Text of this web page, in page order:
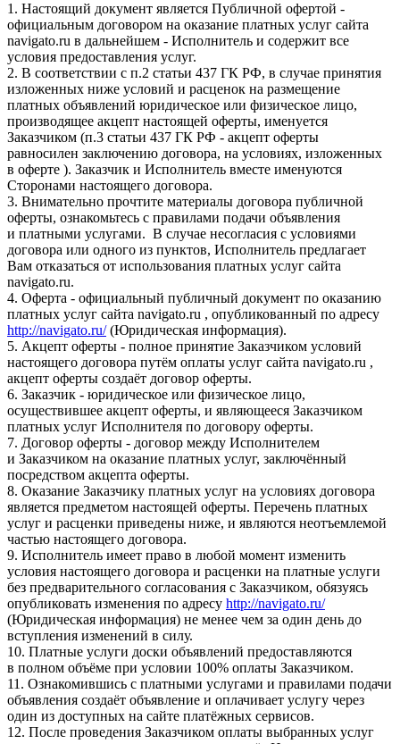
1. Настоящий документ является Публичной офертой -
официальным договором на оказание платных услуг сайта
navigato.ru в дальнейшем - Исполнитель и содержит все
условия предоставления услуг.
2. В соответствии с п.2 статьи 437 ГК РФ, в случае принятия
изложенных ниже условий и расценок на размещение
платных объявлений юридическое или физическое лицо,
производящее акцепт настоящей оферты, именуется
Заказчиком (п.3 статьи 437 ГК РФ - акцепт оферты
равносилен заключению договора, на условиях, изложенных
в оферте ). Заказчик и Исполнитель вместе именуются
Сторонами настоящего договора.
3. Внимательно прочтите материалы договора публичной
оферты, ознакомьтесь с правилами подачи объявления
и платными услугами. В случае несогласия с условиями
договора или одного из пунктов, Исполнитель предлагает
Вам отказаться от использования платных услуг сайта
navigato.ru.
4. Оферта - официальный публичный документ по оказанию
платных услуг сайта navigato.ru , опубликованный по адресу
http://navigato.ru/(Юридическая информация).
5. Акцепт оферты - полное принятие Заказчиком условий
настоящего договора путём оплаты услуг сайта navigato.ru ,
акцепт оферты создаёт договор оферты.
6. Заказчик - юридическое или физическое лицо,
осуществившее акцепт оферты, и являющееся Заказчиком
платных услуг Исполнителя по договору оферты.
7. Договор оферты - договор между Исполнителем
и Заказчиком на оказание платных услуг, заключённый
посредством акцепта оферты.
8. Оказание Заказчику платных услуг на условиях договора
является предметом настоящей оферты. Перечень платных
услуг и расценки приведены ниже, и являются неотъемлемой
частью настоящего договора.
9. Исполнитель имеет право в любой момент изменить
условия настоящего договора и расценки на платные услуги
без предварительного согласования с Заказчиком, обязуясь
опубликовать изменения по адресу http://navigato.ru/
(Юридическая информация) не менее чем за один день до
вступления изменений в силу.
10. Платные услуги доски объявлений предоставляются
в полном объёме при условии 100% оплаты Заказчиком.
11. Ознакомившись с платными услугами и правилами подачи
объявления создаёт объявление и оплачивает услугу через
один из доступных на сайте платёжных сервисов.
12. После проведения Заказчиком оплаты выбранных услуг